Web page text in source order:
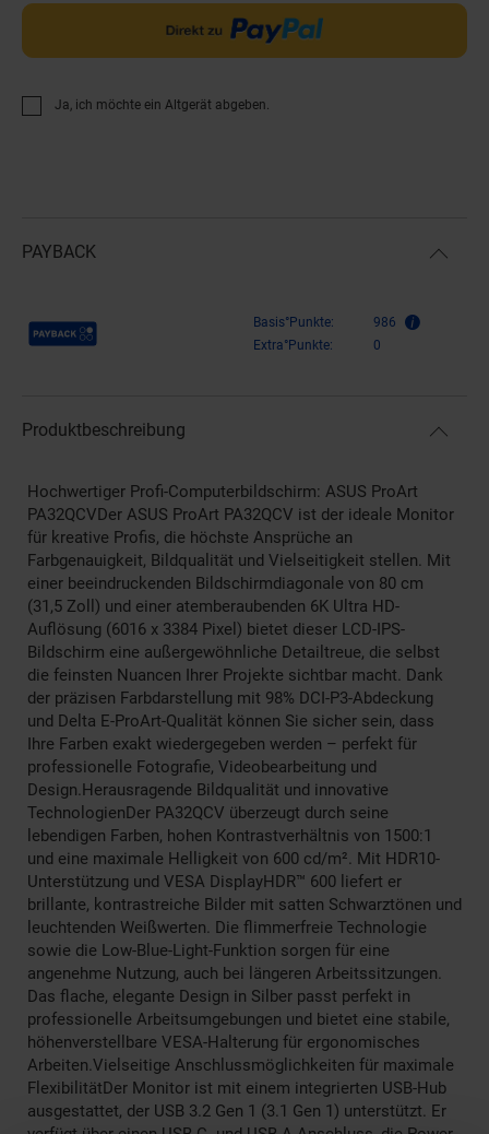
Ja, ich möchte ein Altgerät abgeben.
PAYBACK
Payback Punkte Basis°Punkte:
986
Extra°Punkte:
0
Produktbeschreibung
Hochwertiger Profi-Computerbildschirm: ASUS ProArt
PA32QCVDer ASUS ProArt PA32QCV ist der ideale Monitor
für kreative Profis, die höchste Ansprüche an
Farbgenauigkeit, Bildqualität und Vielseitigkeit stellen. Mit
einer beeindruckenden Bildschirmdiagonale von 80 cm
(31,5 Zoll) und einer atemberaubenden 6K Ultra HD-
Auflösung (6016 x 3384 Pixel) bietet dieser LCD-IPS-
Bildschirm eine außergewöhnliche Detailtreue, die selbst
die feinsten Nuancen Ihrer Projekte sichtbar macht. Dank
der präzisen Farbdarstellung mit 98% DCI-P3-Abdeckung
und Delta E-ProArt-Qualität können Sie sicher sein, dass
Ihre Farben exakt wiedergegeben werden – perfekt für
professionelle Fotografie, Videobearbeitung und
Design.Herausragende Bildqualität und innovative
TechnologienDer PA32QCV überzeugt durch seine
lebendigen Farben, hohen Kontrastverhältnis von 1500:1
und eine maximale Helligkeit von 600 cd/m². Mit HDR10-
Unterstützung und VESA DisplayHDR™ 600 liefert er
brillante, kontrastreiche Bilder mit satten Schwarztönen und
leuchtenden Weißwerten. Die flimmerfreie Technologie
sowie die Low-Blue-Light-Funktion sorgen für eine
angenehme Nutzung, auch bei längeren Arbeitssitzungen.
Das flache, elegante Design in Silber passt perfekt in
professionelle Arbeitsumgebungen und bietet eine stabile,
höhenverstellbare VESA-Halterung für ergonomisches
Arbeiten.Vielseitige Anschlussmöglichkeiten für maximale
FlexibilitätDer Monitor ist mit einem integrierten USB-Hub
ausgestattet, der USB 3.2 Gen 1 (3.1 Gen 1) unterstützt. Er